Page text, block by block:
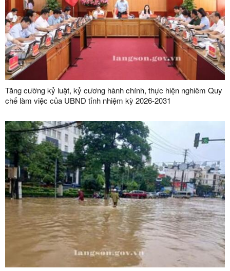
Tăng cường kỷ luật, kỷ cương hành chính, thực hiện nghiêm Quy
chế làm việc của UBND tỉnh nhiệm kỳ 2026-2031